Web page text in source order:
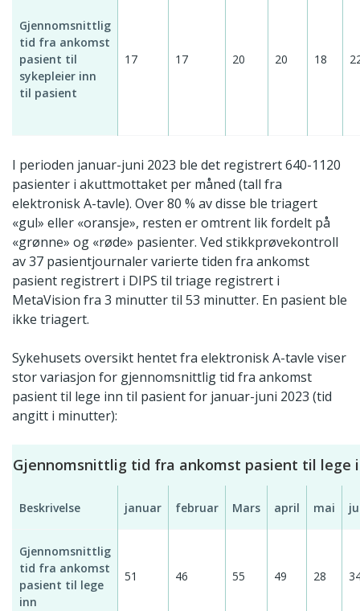
Gjennomsnittlig
tid fra ankomst
pasient til
sykepleier inn
til pasient
17 17 20 20 18
I perioden januar-juni 2023 ble det registrert 640-1120
pasienter i akuttmottaket per måned (tall fra
elektronisk A-tavle). Over 80 % av disse ble triagert
«gul» eller «oransje», resten er omtrent lik fordelt på
«grønne» og «røde» pasienter. Ved stikkprøvekontroll
av 37 pasientjournaler varierte tiden fra ankomst
pasient registrert i DIPS til triage registrert i
MetaVision fra 3 minutter til 53 minutter. En pasient ble
ikke triagert.
Sykehusets oversikt hentet fra elektronisk A-tavle viser
stor variasjon for gjennomsnittlig tid fra ankomst
pasient til lege inn til pasient for januar-juni 2023 (tid
angitt i minutter):
Gjennomsnittlig tid fra ankomst pasient til lege
Beskrivelse januar februar Mars april mai
Gjennomsnittlig
tid fra ankomst
pasient til lege
inn
51 46 55 49 28